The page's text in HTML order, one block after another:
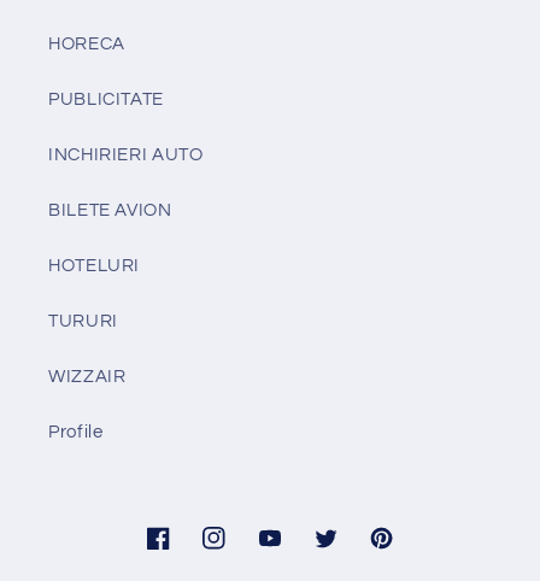
HORECA
PUBLICITATE
INCHIRIERI AUTO
BILETE AVION
HOTELURI
TURURI
WIZZAIR
Profile
FacebookInstagramYouTubeTwitter Pinterest